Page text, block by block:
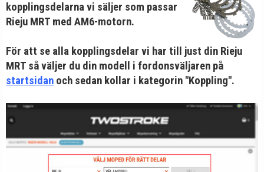
När du valt kommer butiken visa delar för vald moped
och universella produkter.
kopplingsdelarna vi säljer som passar
Rieju MRT med AM6-motorn.
För att se alla kopplingsdelar vi har till just din Rieju
MRT så väljer du din modell i fordonsväljaren på
startsidan och sedan kollar i kategorin "Koppling".